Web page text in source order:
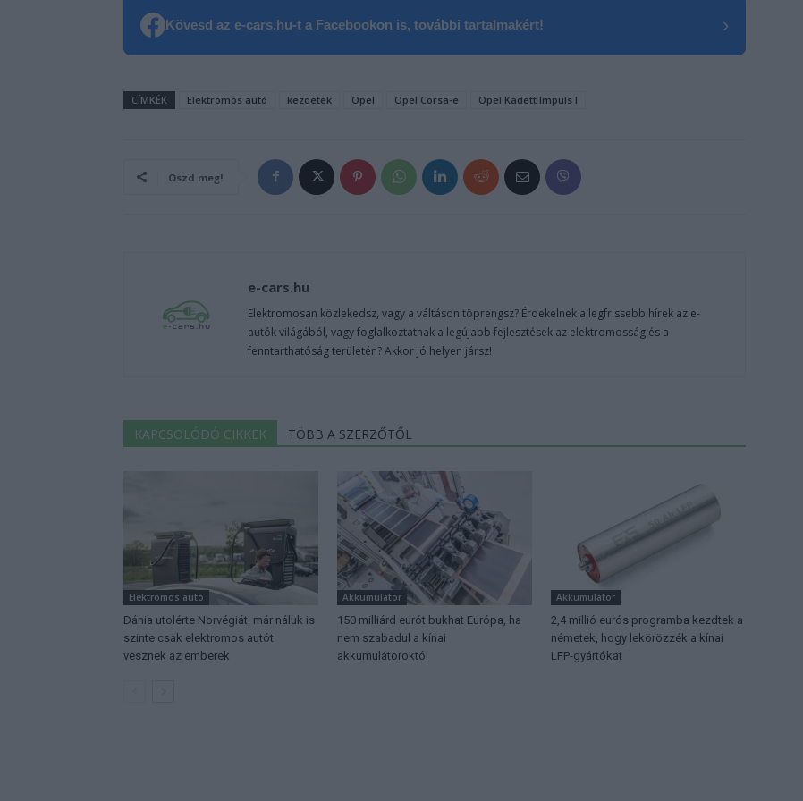
Kövesd az e-cars.hu-t a Facebookon is, további tartalmakért! ›
CÍMKÉK Elektromos autó kezdetek Opel Opel Corsa-e Opel Kadett Impuls I
Oszd meg!
e-cars.hu
Elektromosan közlekedsz, vagy a váltáson töprengsz? Érdekelnek a legfrissebb hírek az e-
autók világából, vagy foglalkoztatnak a legújabb fejlesztések az elektromosság és a
fenntarthatóság területén? Akkor jó helyen jársz!
KAPCSOLÓDÓ CIKKEK TÖBB A SZERZŐTŐL
Elektromos autó
Dánia utolérte Norvégiát: már náluk is
szinte csak elektromos autót
vesznek az emberek
Akkumulátor
150 milliárd eurót bukhat Európa, ha
nem szabadul a kínai
akkumulátoroktól
Akkumulátor
2,4 millió eurós programba kezdtek a
németek, hogy lekörözzék a kínai
LFP-gyártókat